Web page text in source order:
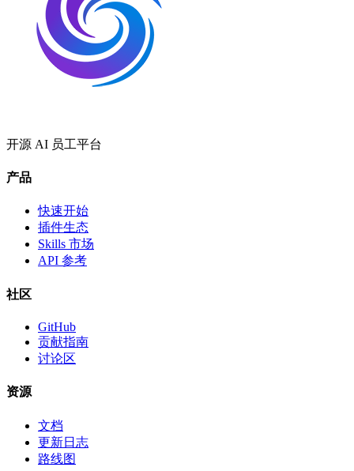
开源 AI 员工平台
产品
快速开始
插件生态
Skills 市场
API 参考
社区
GitHub
贡献指南
讨论区
资源
文档
更新日志
路线图